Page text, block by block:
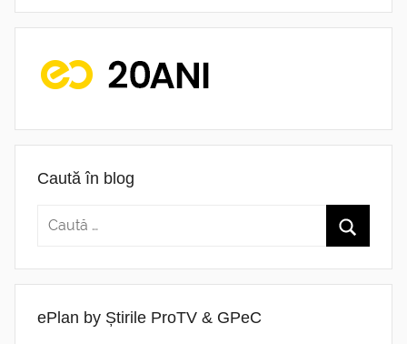
Caută în blog
ePlan by Știrile ProTV & GPeC